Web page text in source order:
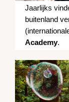
Jaarlijks
buitenland
Academy.